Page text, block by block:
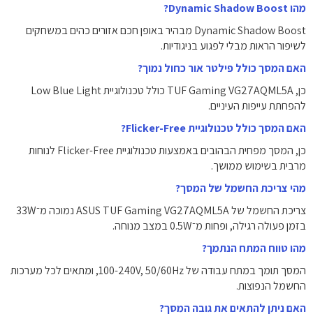
מהו Dynamic Shadow Boost?
Dynamic Shadow Boost מבהיר באופן חכם אזורים כהים במשחקים
לשיפור הראות מבלי לפגוע בניגודיות.
האם המסך כולל פילטר אור כחול נמוך?
כן, TUF Gaming VG27AQML5A כולל טכנולוגיית ‎Low Blue Light‎
להפחתת עייפות העיניים.
האם המסך כולל טכנולוגיית Flicker-Free?
כן, המסך מפחית הבהובים באמצעות טכנולוגיית ‎Flicker-Free‎ לנוחות
מרבית בשימוש ממושך.
מהי צריכת החשמל של המסך?
צריכת החשמל של ASUS TUF Gaming VG27AQML5A נמוכה מ־‎33W‎
בזמן פעולה רגילה, ופחות מ־‎0.5W‎ במצב מנוחה.
מהו טווח המתח הנתמך?
המסך תומך במתח עבודה של ‎100-240V, 50/60Hz‎, ומתאים לכל מערכות
החשמל הנפוצות.
האם ניתן להתאים את גובה המסך?